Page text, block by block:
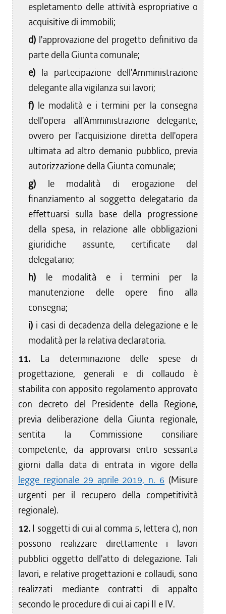
espletamento delle attività espropriative o
acquisitive di immobili;
d) l'approvazione del progetto definitivo da
parte della Giunta comunale;
e) la partecipazione dell'Amministrazione
delegante alla vigilanza sui lavori;
f) le modalità e i termini per la consegna
dell'opera all'Amministrazione delegante,
ovvero per l'acquisizione diretta dell'opera
ultimata ad altro demanio pubblico, previa
autorizzazione della Giunta comunale;
g) le modalità di erogazione del
finanziamento al soggetto delegatario da
effettuarsi sulla base della progressione
della spesa, in relazione alle obbligazioni
giuridiche assunte, certificate dal
delegatario;
h) le modalità e i termini per la
manutenzione delle opere fino alla
consegna;
i) i casi di decadenza della delegazione e le
modalità per la relativa declaratoria.
11. La determinazione delle spese di
progettazione, generali e di collaudo è
stabilita con apposito regolamento approvato
con decreto del Presidente della Regione,
previa deliberazione della Giunta regionale,
sentita la Commissione consiliare
competente, da approvarsi entro sessanta
giorni dalla data di entrata in vigore della
legge regionale 29 aprile 2019, n. 6 (Misure
urgenti per il recupero della competitività
regionale).
12. I soggetti di cui al comma 5, lettera c), non
possono realizzare direttamente i lavori
pubblici oggetto dell'atto di delegazione. Tali
lavori, e relative progettazioni e collaudi, sono
realizzati mediante contratti di appalto
secondo le procedure di cui ai capi II e IV.